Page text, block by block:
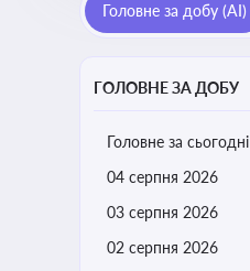
Головне за добу (AI)
ГОЛОВНЕ ЗА ДОБУ
Головне за сьогодні
04 серпня 2026
03 серпня 2026
02 серпня 2026